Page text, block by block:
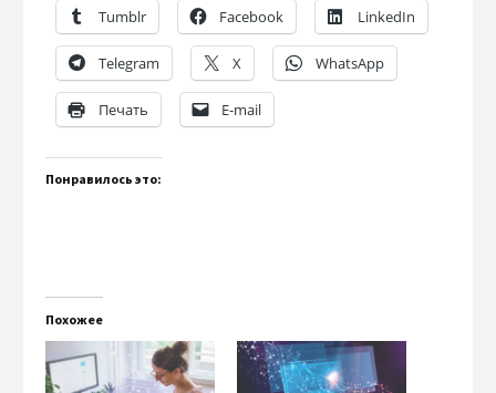
Tumblr Facebook LinkedIn
Telegram X WhatsApp
Печать E-mail
Понравилось это:
Похожее